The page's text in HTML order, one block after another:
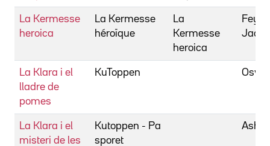
La Kermesse
heroica
La Kermesse
héroïque
La
Kermesse
heroica
La Klara i el
lladre de
pomes
KuToppen
La Klara i el
misteri de les
Kutoppen - Pa
sporet